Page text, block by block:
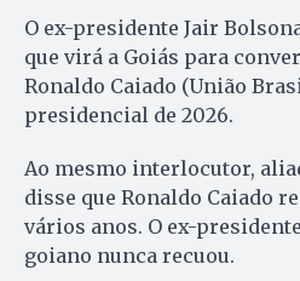
O ex-presidente Jair
que virá a Goiás para
Ronaldo Caiado (União
presidencial de 2026.
Ao mesmo interlocutor,
disse que Ronaldo Caiado
vários anos. O ex-
goiano nunca recuou.